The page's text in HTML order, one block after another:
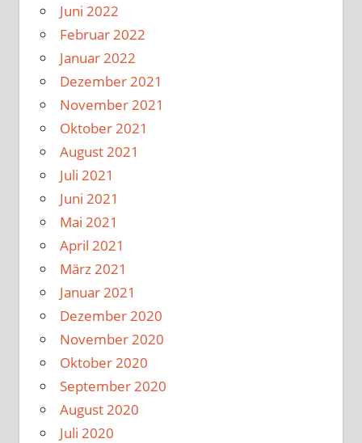
Juni 2022
Februar 2022
Januar 2022
Dezember 2021
November 2021
Oktober 2021
August 2021
Juli 2021
Juni 2021
Mai 2021
April 2021
März 2021
Januar 2021
Dezember 2020
November 2020
Oktober 2020
September 2020
August 2020
Juli 2020